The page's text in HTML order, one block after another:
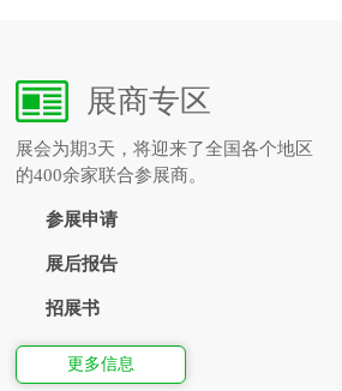
展商专区
展会为期3天，将迎来了全国各个地区
的400余家联合参展商。
参展申请
展后报告
招展书
更多信息